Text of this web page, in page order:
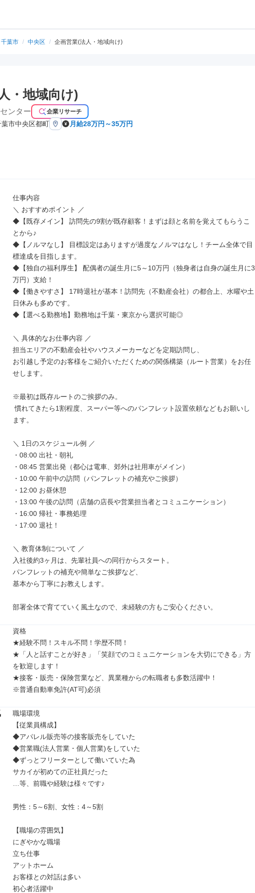
千葉市 / 中央区 / 企画営業(法人・地域向け)
・地域向け)
ンター 企業リサーチ
市中央区都町 月給28万円～35万円
仕事内容
＼ おすすめポイント ／
◆【既存メイン】 訪問先の9割が既存顧客！まずは顔と名前を覚えてもらうこ
とから♪
◆【ノルマなし】 目標設定はありますが過度なノルマはなし！チーム全体で目
標達成を目指します。
◆【独自の福利厚生】 配偶者の誕生月に5～10万円（独身者は自身の誕生月に3
万円）支給！
◆【働きやすさ】 17時退社が基本！訪問先（不動産会社）の都合上、水曜や土
日休みも多めです。
◆【選べる勤務地】勤務地は千葉・東京から選択可能◎
＼ 具体的なお仕事内容 ／
担当エリアの不動産会社やハウスメーカーなどを定期訪問し、
お引越し予定のお客様をご紹介いただくための関係構築（ルート営業）をお任
せします。
※最初は既存ルートのご挨拶のみ。
慣れてきたら1割程度、スーパー等へのパンフレット設置依頼などもお願いし
ます。
＼ 1日のスケジュール例 ／
・08:00 出社・朝礼
・08:45 営業出発（都心は電車、郊外は社用車がメイン）
・10:00 午前中の訪問（パンフレットの補充やご挨拶）
・12:00 お昼休憩
・13:00 午後の訪問（店舗の店長や営業担当者とコミュニケーション）
・16:00 帰社・事務処理
・17:00 退社！
＼ 教育体制について ／
入社後約3ヶ月は、先輩社員への同行からスタート。
パンフレットの補充や簡単なご挨拶など、
基本から丁寧にお教えします。
部署全体で育てていく風土なので、未経験の方もご安心ください。
資格
★経験不問！スキル不問！学歴不問！
★「人と話すことが好き」「笑顔でのコミュニケーションを大切にできる」方
を歓迎します！
★接客・販売・保険営業など、異業種からの転職者も多数活躍中！
※普通自動車免許(AT可)必須
職場環境
【従業員構成】
◆アパレル販売等の接客販売をしていた
◆営業職(法人営業・個人営業)をしていた
◆ずっとフリーターとして働いていた為
サカイが初めての正社員だった
…等、前職や経験は様々です♪
男性：5～6割、女性：4～5割
【職場の雰囲気】
にぎやかな職場
立ち仕事
アットホーム
お客様との対話は多い
初心者活躍中